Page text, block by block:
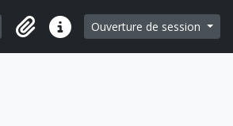
Search in browse page
Liens rapidesOuverture de session